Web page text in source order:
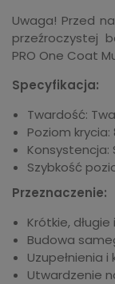
Uwaga! Przed
przeźroczystej
PRO One Coat
Specyfikacja:
Twardość:
Poziom krycia:
Konsystencja:
Szybkość
Przeznaczenie:
Krótkie,
Budowa
Uzupełnienia i
Utwardzenie